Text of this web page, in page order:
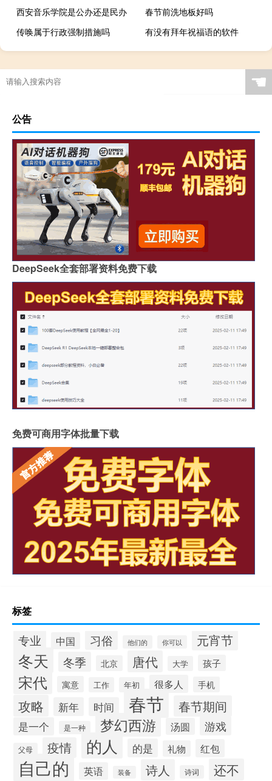
西安音乐学院是公办还是民办
春节前洗地板好吗
传唤属于行政强制措施吗
有没有拜年祝福语的软件
☚
公告
DeepSeek全套部署资料免费下载
免费可商用字体批量下载
标签
专业 中国 习俗 他们的 你可以 元宵节
冬天 冬季 北京 唐代 大学 孩子
宋代 寓意 工作 年初 很多人 手机
攻略 新年 时间 春节 春节期间
是一个 是一种 梦幻西游 汤圆 游戏
父母 疫情 的人 的是 礼物 红包
自己的 英语 装备 诗人 诗词 还不